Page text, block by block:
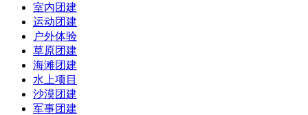
室内团建
运动团建
户外体验
草原团建
海滩团建
水上项目
沙漠团建
军事团建